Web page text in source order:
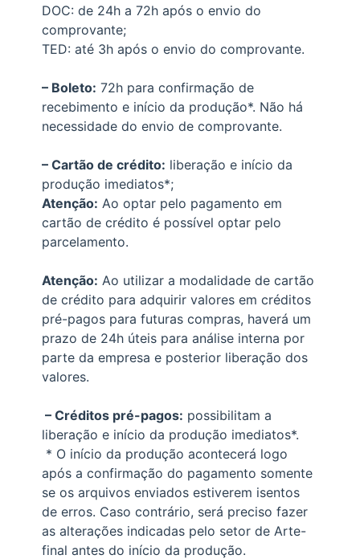
DOC: de 24h a 72h após o envio do
comprovante;
TED: até 3h após o envio do comprovante.
– Boleto: 72h para confirmação de
recebimento e início da produção*. Não há
necessidade do envio de comprovante.
– Cartão de crédito: liberação e início da
produção imediatos*;
Atenção: Ao optar pelo pagamento em
cartão de crédito é possível optar pelo
parcelamento.
Atenção: Ao utilizar a modalidade de cartão
de crédito para adquirir valores em créditos
pré-pagos para futuras compras, haverá um
prazo de 24h úteis para análise interna por
parte da empresa e posterior liberação dos
valores.
– Créditos pré-pagos: possibilitam a
liberação e início da produção imediatos*.
* O início da produção acontecerá logo
após a confirmação do pagamento somente
se os arquivos enviados estiverem isentos
de erros. Caso contrário, será preciso fazer
as alterações indicadas pelo setor de Arte-
final antes do início da produção.